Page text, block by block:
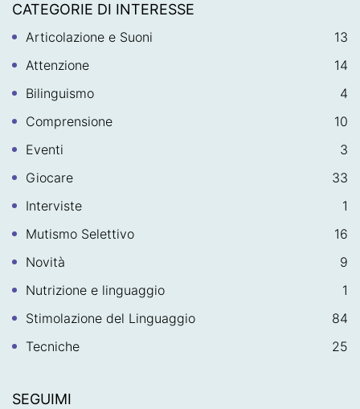
CATEGORIE DI INTERESSE
Articolazione e Suoni
13
Attenzione
14
Bilinguismo
4
Comprensione
10
Eventi
3
Giocare
33
Interviste
1
Mutismo Selettivo
16
Novità
9
Nutrizione e linguaggio
1
Stimolazione del Linguaggio
84
Tecniche
25
SEGUIMI